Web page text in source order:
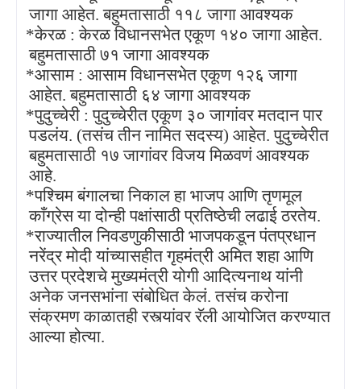
जागा आहेत. बहुमतासाठी ११८ जागा आवश्यक
*केरळ : केरळ विधानसभेत एकूण १४० जागा आहेत.
बहुमतासाठी ७१ जागा आवश्यक
*आसाम : आसाम विधानसभेत एकूण १२६ जागा
आहेत. बहुमतासाठी ६४ जागा आवश्यक
*पुदुच्चेरी : पुदुच्चेरीत एकूण ३० जागांवर मतदान पार
पडलंय. (तसंच तीन नामित सदस्य) आहेत. पुदुच्चेरीत
बहुमतासाठी १७ जागांवर विजय मिळवणं आवश्यक
आहे.
*पश्चिम बंगालचा निकाल हा भाजप आणि तृणमूल
काँग्रेस या दोन्ही पक्षांसाठी प्रतिष्ठेची लढाई ठरतेय.
*राज्यातील निवडणुकीसाठी भाजपकडून पंतप्रधान
नरेंद्र मोदी यांच्यासहीत गृहमंत्री अमित शहा आणि
उत्तर प्रदेशचे मुख्यमंत्री योगी आदित्यनाथ यांनी
अनेक जनसभांना संबोधित केलं. तसंच करोना
संक्रमण काळातही रस्त्यांवर रॅली आयोजित करण्यात
आल्या होत्या.